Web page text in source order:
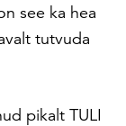
see ka hea
tutvuda
pikalt TULI